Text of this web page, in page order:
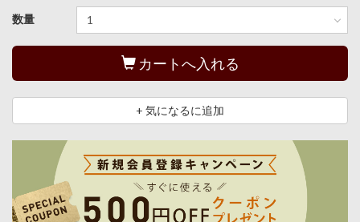
数量
カートへ入れる
+ 気になるに追加